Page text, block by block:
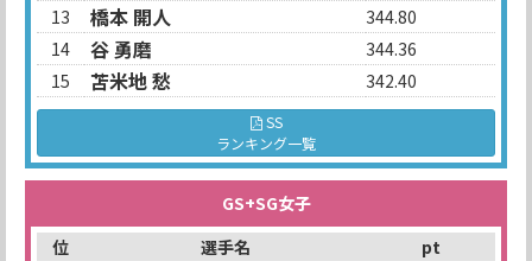
13
橋本 開人
344.80
14
谷 勇磨
344.36
15
苫米地 愁 342.40
SS
ランキング一覧
GS+SG女子
位
選手名
pt